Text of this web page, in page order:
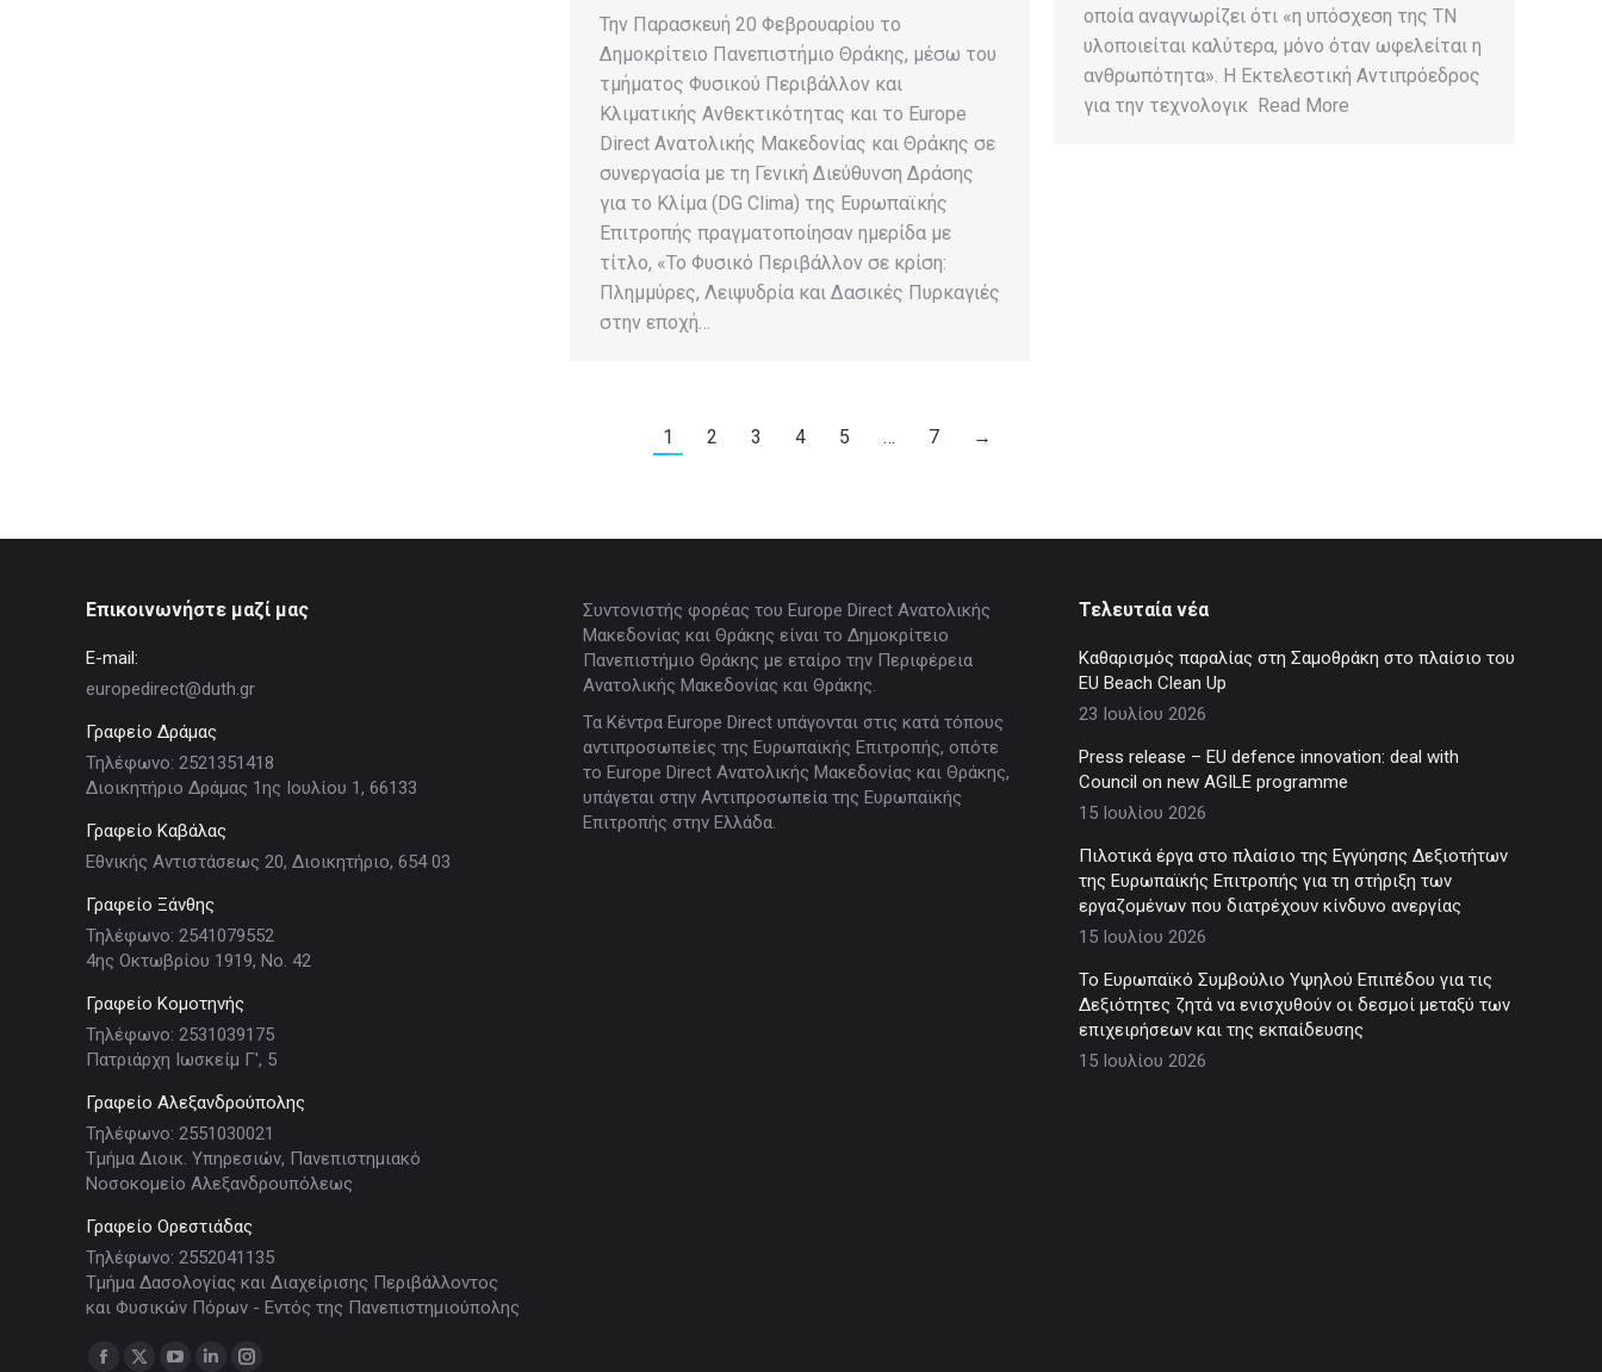
Την Παρασκευή 20 Φεβρουαρίου το
Δημοκρίτειο Πανεπιστήμιο Θράκης, μέσω του
τμήματος Φυσικού Περιβάλλον και
Κλιματικής Ανθεκτικότητας και το Europe
Direct Ανατολικής Μακεδονίας και Θράκης σε
συνεργασία με τη Γενική Διεύθυνση Δράσης
για το Κλίμα (DG Clima) της Ευρωπαϊκής
Επιτροπής πραγματοποίησαν ημερίδα με
τίτλο, «Το Φυσικό Περιβάλλον σε κρίση:
Πλημμύρες, Λειψυδρία και Δασικές Πυρκαγιές
στην εποχή…
οποία αναγνωρίζει ότι «η υπόσχεση της ΤΝ
υλοποιείται καλύτερα, μόνο όταν ωφελείται η
ανθρωπότητα». Η Εκτελεστική Αντιπρόεδρος
για την τεχνολογικ Read More
1 2 3 4 5 … 7 →
Επικοινωνήστε μαζί μας
E-mail:
europedirect@duth.gr
Γραφείο Δράμας
Τηλέφωνο: 2521351418
Διοικητήριο Δράμας 1ης Ιουλίου 1, 66133
Γραφείο Καβάλας
Εθνικής Αντιστάσεως 20, Διοικητήριο, 654 03
Γραφείο Ξάνθης
Τηλέφωνο: 2541079552
4ης Οκτωβρίου 1919, Νο. 42
Γραφείο Κομοτηνής
Τηλέφωνο: 2531039175
Πατριάρχη Ιωσκείμ Γ', 5
Γραφείο Αλεξανδρούπολης
Τηλέφωνο: 2551030021
Τμήμα Διοικ. Υπηρεσιών, Πανεπιστημιακό
Νοσοκομείο Αλεξανδρουπόλεως
Γραφείο Ορεστιάδας
Τηλέφωνο: 2552041135
Τμήμα Δασολογίας και Διαχείρισης Περιβάλλοντος
και Φυσικών Πόρων - Εντός της Πανεπιστημιούπολης
Find us on:
Συντονιστής φορέας του Europe Direct Ανατολικής
Μακεδονίας και Θράκης είναι το Δημοκρίτειο
Πανεπιστήμιο Θράκης με εταίρο την Περιφέρεια
Ανατολικής Μακεδονίας και Θράκης.
Τα Κέντρα Europe Direct υπάγονται στις κατά τόπους
αντιπροσωπείες της Ευρωπαϊκής Επιτροπής, οπότε
το Europe Direct Ανατολικής Μακεδονίας και Θράκης,
υπάγεται στην Αντιπροσωπεία της Ευρωπαϊκής
Επιτροπής στην Ελλάδα.
Τελευταία νέα
Καθαρισμός παραλίας στη Σαμοθράκη στο πλαίσιο του
EU Beach Clean Up
23 Ιουλίου 2026
Press release – EU defence innovation: deal with
Council on new AGILE programme
15 Ιουλίου 2026
Πιλοτικά έργα στο πλαίσιο της Εγγύησης Δεξιοτήτων
της Ευρωπαϊκής Επιτροπής για τη στήριξη των
εργαζομένων που διατρέχουν κίνδυνο ανεργίας
15 Ιουλίου 2026
Το Ευρωπαϊκό Συμβούλιο Υψηλού Επιπέδου για τις
Δεξιότητες ζητά να ενισχυθούν οι δεσμοί μεταξύ των
επιχειρήσεων και της εκπαίδευσης
15 Ιουλίου 2026